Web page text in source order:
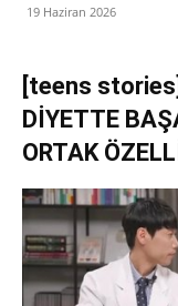
19 Haziran 2026
[teens
DİYETTE
ORTAK